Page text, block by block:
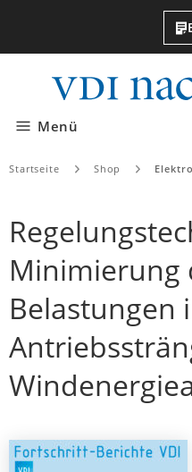
Menü
Startseite Shop
Minimierung
Belastungen